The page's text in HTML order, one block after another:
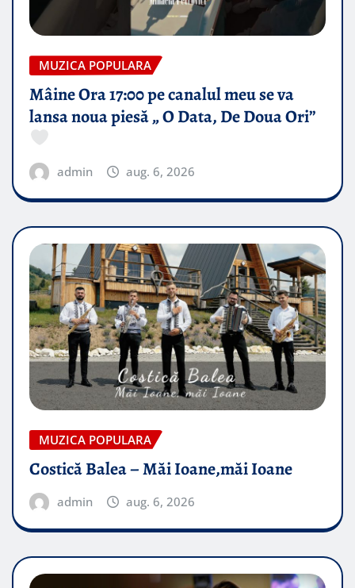
MUZICA POPULARA
Mâine Ora 17:00 pe canalul meu se va
lansa noua piesă „ O Data, De Doua Ori”
admin aug. 6, 2026
MUZICA POPULARA
Costică Balea – Măi Ioane,măi Ioane
admin aug. 6, 2026